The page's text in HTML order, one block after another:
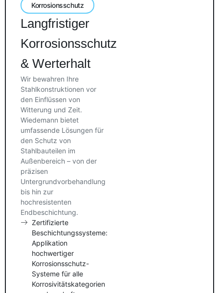
Korrosionsschutz
Langfristiger
Korrosionsschutz
& Werterhalt
Wir bewahren Ihre
Stahlkonstruktionen vor
den Einflüssen von
Witterung und Zeit.
Wiedemann bietet
umfassende Lösungen für
den Schutz von
Stahlbauteilen im
Außenbereich – von der
präzisen
Untergrundvorbehandlung
bis hin zur
hochresistenten
Endbeschichtung.
Zertifizierte
Beschichtungssysteme:
Applikation
hochwertiger
Korrosionsschutz-
Systeme für alle
Korrosivitätskategorien